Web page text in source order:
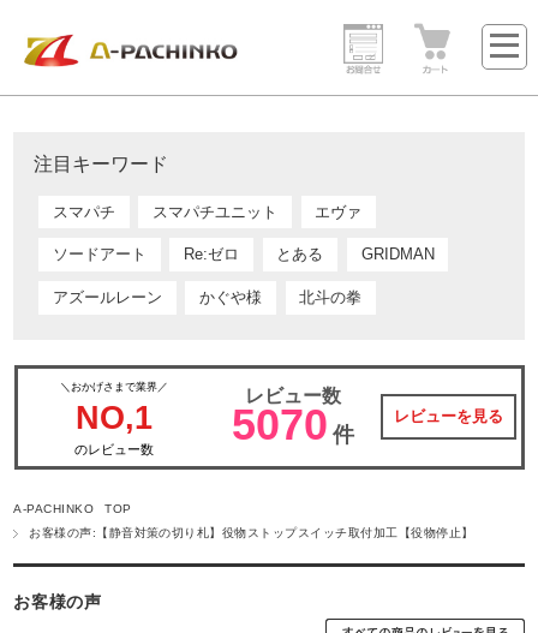
注目キーワード
スマパチ スマパチユニット エヴァ
ソードアート Re:ゼロ とある GRIDMAN
アズールレーン かぐや様 北斗の拳
＼おかげさまで業界／
NO,1
のレビュー数
レビュー数
5070 件
レビューを見る
A-PACHINKO TOP
お客様の声:【静音対策の切り札】役物ストップスイッチ取付加工【役物停止】
お客様の声